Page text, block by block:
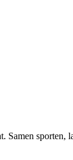
sporten,